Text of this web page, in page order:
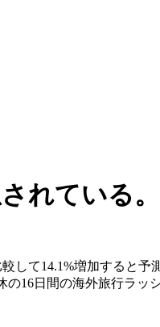
れている。
して14.1%増加すると予
16日間の海外旅行ラッ